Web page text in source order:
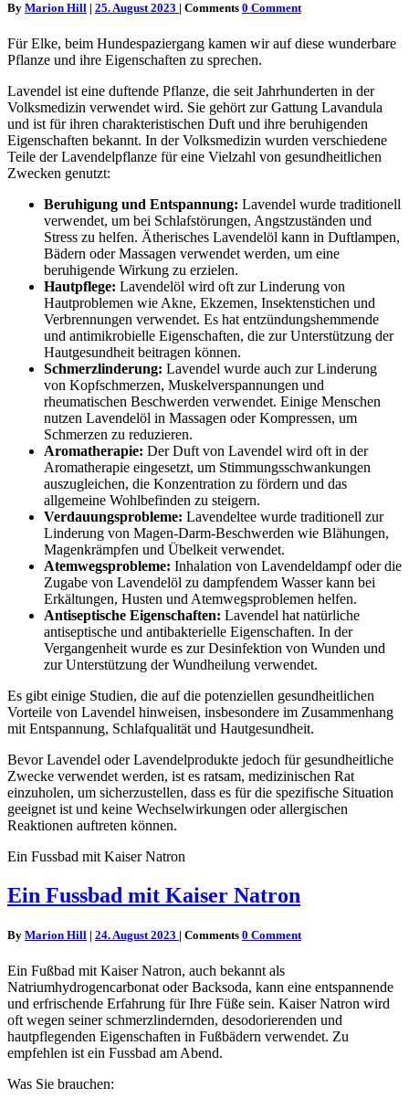
By Marion Hill | 25. August 2023 | Comments 0 Comment
Für Elke, beim Hundespaziergang kamen wir auf diese wunderbare
Pflanze und ihre Eigenschaften zu sprechen.
Lavendel ist eine duftende Pflanze, die seit Jahrhunderten in der
Volksmedizin verwendet wird. Sie gehört zur Gattung Lavandula
und ist für ihren charakteristischen Duft und ihre beruhigenden
Eigenschaften bekannt. In der Volksmedizin wurden verschiedene
Teile der Lavendelpflanze für eine Vielzahl von gesundheitlichen
Zwecken genutzt:
Beruhigung und Entspannung: Lavendel wurde traditionell
verwendet, um bei Schlafstörungen, Angstzuständen und
Stress zu helfen. Ätherisches Lavendelöl kann in Duftlampen,
Bädern oder Massagen verwendet werden, um eine
beruhigende Wirkung zu erzielen.
Hautpflege: Lavendelöl wird oft zur Linderung von
Hautproblemen wie Akne, Ekzemen, Insektenstichen und
Verbrennungen verwendet. Es hat entzündungshemmende
und antimikrobielle Eigenschaften, die zur Unterstützung der
Hautgesundheit beitragen können.
Schmerzlinderung: Lavendel wurde auch zur Linderung
von Kopfschmerzen, Muskelverspannungen und
rheumatischen Beschwerden verwendet. Einige Menschen
nutzen Lavendelöl in Massagen oder Kompressen, um
Schmerzen zu reduzieren.
Aromatherapie: Der Duft von Lavendel wird oft in der
Aromatherapie eingesetzt, um Stimmungsschwankungen
auszugleichen, die Konzentration zu fördern und das
allgemeine Wohlbefinden zu steigern.
Verdauungsprobleme: Lavendeltee wurde traditionell zur
Linderung von Magen-Darm-Beschwerden wie Blähungen,
Magenkrämpfen und Übelkeit verwendet.
Atemwegsprobleme: Inhalation von Lavendeldampf oder die
Zugabe von Lavendelöl zu dampfendem Wasser kann bei
Erkältungen, Husten und Atemwegsproblemen helfen.
Antiseptische Eigenschaften: Lavendel hat natürliche
antiseptische und antibakterielle Eigenschaften. In der
Vergangenheit wurde es zur Desinfektion von Wunden und
zur Unterstützung der Wundheilung verwendet.
Es gibt einige Studien, die auf die potenziellen gesundheitlichen
Vorteile von Lavendel hinweisen, insbesondere im Zusammenhang
mit Entspannung, Schlafqualität und Hautgesundheit.
Bevor Lavendel oder Lavendelprodukte jedoch für gesundheitliche
Zwecke verwendet werden, ist es ratsam, medizinischen Rat
einzuholen, um sicherzustellen, dass es für die spezifische Situation
geeignet ist und keine Wechselwirkungen oder allergischen
Reaktionen auftreten können.
Ein Fussbad mit Kaiser Natron
Ein Fussbad mit Kaiser Natron
By Marion Hill | 24. August 2023 | Comments 0 Comment
Ein Fußbad mit Kaiser Natron, auch bekannt als
Natriumhydrogencarbonat oder Backsoda, kann eine entspannende
und erfrischende Erfahrung für Ihre Füße sein. Kaiser Natron wird
oft wegen seiner schmerzlindernden, desodorierenden und
hautpflegenden Eigenschaften in Fußbädern verwendet. Zu
empfehlen ist ein Fussbad am Abend.
Was Sie brauchen: